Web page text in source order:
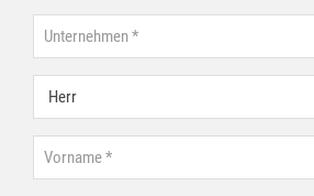
Unternehmen
Anrede
Vorname